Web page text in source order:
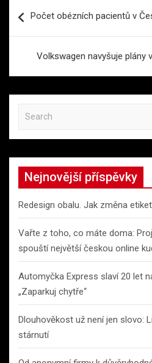
proPočet obézních pacientů v
Volkswagen navyšuje plány
a
r
h
Nejnovější příspěvky
Redesign obalu. Jak změna
Vařte z toho, co máte doma:
spouští největší českou online
Automyčka Express slaví 20 let
„Zaparkuj chytře“
Dlouhověkost už není jen slovo:
stárnutí